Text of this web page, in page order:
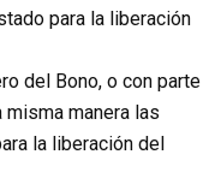
para la liberación
del Bono, o con parte
manera las
la liberación del